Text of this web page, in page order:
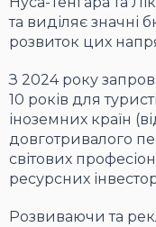
та виділяє
розвиток цих
З 2024 року
10 років для
іноземних країн
довготривалого
світових
ресурсних
Розвиваючи та